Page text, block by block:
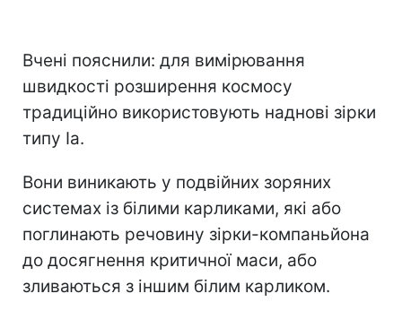
Вчені пояснили: для вимірювання
швидкості розширення космосу
традиційно використовують наднові зірки
типу Ia.
Вони виникають у подвійних зоряних
системах із білими карликами, які або
поглинають речовину зірки-компаньйона
до досягнення критичної маси, або
зливаються з іншим білим карликом.